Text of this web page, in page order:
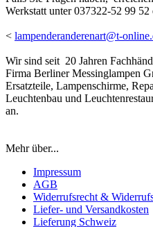
Werkstatt unter 037322-52 99
< lampenderanderenart@t-
Wir sind seit 20 Jahren
Firma Berliner Messinglampen
Ersatzteile, Lampenschirme,
Leuchtenbau und
an.
Mehr über...
Impressum
AGB
Widerrufsrecht &
Liefer- und Versandkosten
Lieferung Schweiz